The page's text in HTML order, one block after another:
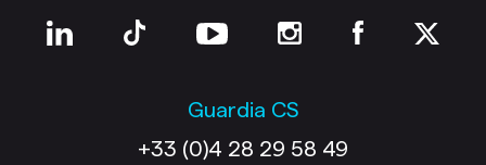
Guardia CS
+33 (0)4 28 29 58 49